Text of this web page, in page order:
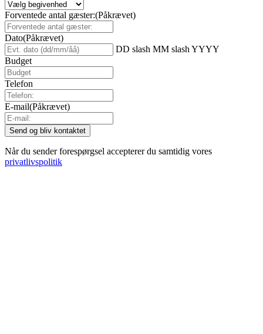
Forventede antal gæster:(Påkrævet)
Dato(Påkrævet)
DD slash MM slash YYYY
Budget
Telefon
E-mail(Påkrævet)
Når du sender forespørgsel accepterer du samtidig vores
privatlivspolitik